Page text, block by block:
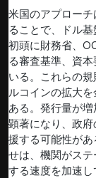
米国のアプロー
ることで、ドル
初頭に財務省、
る審査基準、資
いる。これらの
ルコインの拡大
ある。発行量が
顕著になり、政
援する可能性が
せは、機関がス
する速度を加速し